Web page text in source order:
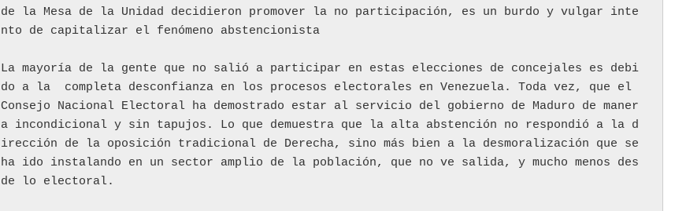
de la Mesa de la Unidad decidieron promover la no participación, es un burdo y vulgar inte
nto de capitalizar el fenómeno abstencionista
La mayoría de la gente que no salió a participar en estas elecciones de concejales es debi
do a la  completa desconfianza en los procesos electorales en Venezuela. Toda vez, que el
Consejo Nacional Electoral ha demostrado estar al servicio del gobierno de Maduro de maner
a incondicional y sin tapujos. Lo que demuestra que la alta abstención no respondió a la d
irección de la oposición tradicional de Derecha, sino más bien a la desmoralización que se
ha ido instalando en un sector amplio de la población, que no ve salida, y mucho menos des
de lo electoral.